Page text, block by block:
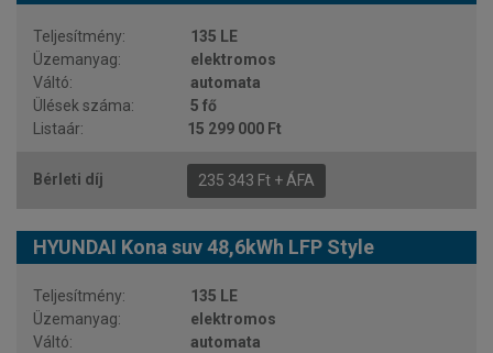
135 LE
elektromos
automata
5 fő
15 299 000 Ft
235 343 Ft + ÁFA
HYUNDAI Kona suv 48,6kWh LFP Style
135 LE
elektromos
automata